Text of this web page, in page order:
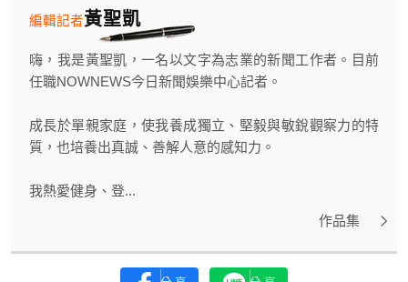
黃聖凱
編輯記者
嗨，我是黃聖凱，一名以文字為志業的新聞工作者。目前
任職NOWNEWS今日新聞娛樂中心記者。
成長於單親家庭，使我養成獨立、堅毅與敏銳觀察力的特
質，也培養出真誠、善解人意的感知力。
我熱愛健身、登...
作品集